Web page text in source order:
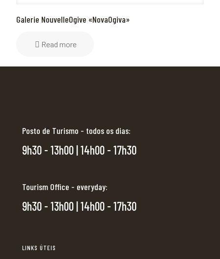
Galerie NouvelleOgive «NovaOgiva»
Read more
Posto de Turismo - todos os dias:
9h30 - 13h00 | 14h00 - 17h30
Tourism Office - everyday:
9h30 - 13h00 | 14h00 - 17h30
LINKS ÚTEIS